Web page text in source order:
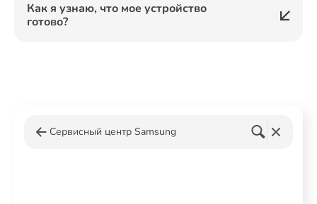
Как я узнаю, что мое устройство
готово?
Сервисный центр Samsung